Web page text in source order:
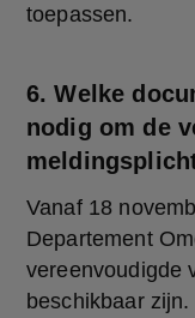
toepassen.
6. Welke
nodig om de
Vanaf 18
Departement
vereenvoudigde
beschikbaar